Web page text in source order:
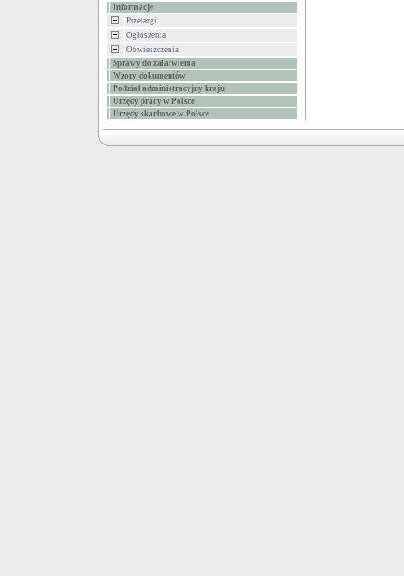
Informacje
Przetargi
Ogłoszenia
Obwieszczenia
Sprawy do załatwienia
Wzory dokumentów
Podział administracyjny kraju
Urzędy pracy w Polsce
Urzędy skarbowe w Polsce